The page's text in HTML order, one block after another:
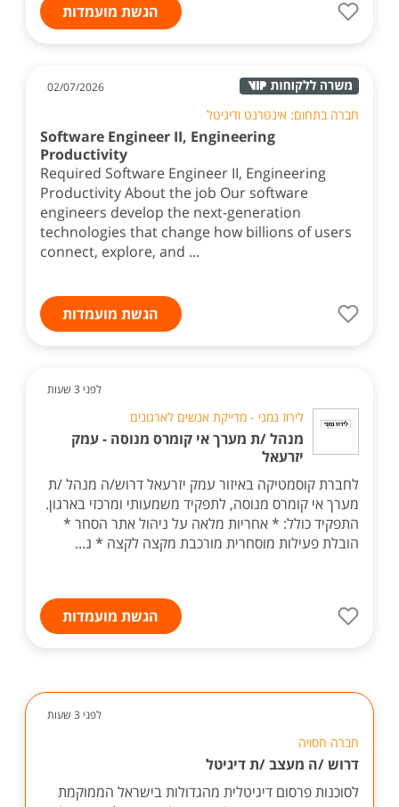
הגשת מועמדות
02/07/2026
חברה בתחום: אינטרנט ודיגיטל
Software Engineer II, Engineering
Productivity
Required Software Engineer II, Engineering
Productivity About the job Our software
engineers develop the next-generation
technologies that change how billions of users
connect, explore, and ...
הגשת מועמדות
לפני 3 שעות
לירוז נמני - מדייקת אנשים לארגונים
מנהל /ת מערך אי קומרס מנוסה - עמק
יזרעאל
לחברת קוסמטיקה באיזור עמק יזרעאל דרוש/ה מנהל /ת
מערך אי קומרס מנוסה, לתפקיד משמעותי ומרכזי בארגון.
התפקיד כולל: * אחריות מלאה על ניהול אתר הסחר *
הובלת פעילות מוסחרית מורכבת מקצה לקצה * נ...
הגשת מועמדות
לפני 3 שעות
חברה חסויה
דרוש /ה מעצב /ת דיגיטל
לסוכנות פרסום דיגיטלית מהגדולות בישראל הממוקמת